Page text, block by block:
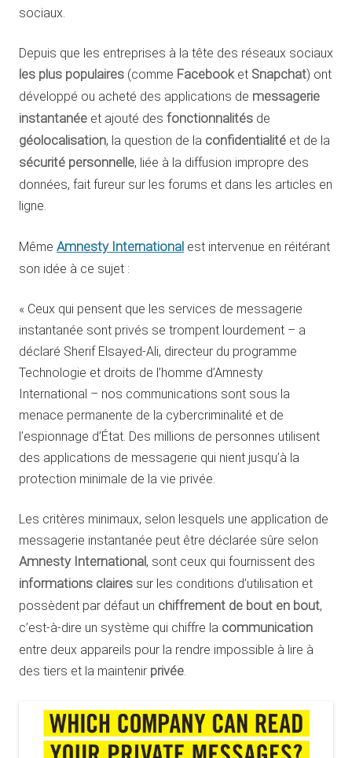
sociaux.
Depuis que les entreprises à la tête des réseaux sociaux
les plus populaires (comme Facebooket Snapchat) ont
développé ou acheté des applications de messagerie
instantanée et ajouté des fonctionnalités de
géolocalisation, la question de la confidentialité et de la
sécurité personnelle, liée à la diffusion impropre des
données, fait fureur sur les forums et dans les articles en
ligne.
Même Amnesty International est intervenue en réitérant
son idée à ce sujet :
« Ceux qui pensent que les services de messagerie
instantanée sont privés se trompent lourdement – a
déclaré Sherif Elsayed-Ali, directeur du programme
Technologie et droits de l’homme d’Amnesty
International – nos communications sont sous la
menace permanente de la cybercriminalité et de
l’espionnage d’État. Des millions de personnes utilisent
des applications de messagerie qui nient jusqu’à la
protection minimale de la vie privée.
Les critères minimaux, selon lesquels une application de
messagerie instantanée peut être déclarée sûre selon
Amnesty International, sont ceux qui fournissent des
informations claires sur les conditions d’utilisation et
possèdent par défaut un chiffrement de bout en bout,
c’est-à-dire un système qui chiffre la communication
entre deux appareils pour la rendre impossible à lire à
des tiers et la maintenir privée